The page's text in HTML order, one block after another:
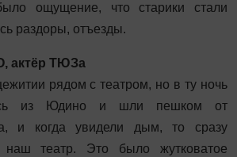
ощущение, что старики стали
раздоры, отъезды.
актёр ТЮЗа
рядом с театром, но в ту ночь
из Юдино и шли пешком от
и когда увидели дым, то сразу
наш театр. Это было жутковатое